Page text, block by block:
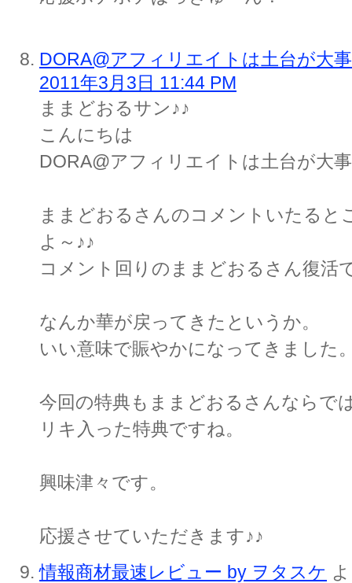
DORA@アフィリエイトは土台が大
2011年3月3日 11:44 PM
ままどおるサン♪♪
こんにちは
DORA@アフィリエイトは土台が
ままどおるさんのコメントいたると
よ～♪♪
コメント回りのままどおるさん復活
なんか華が戻ってきたというか。
いい意味で賑やかになってきました
今回の特典もままどおるさんならで
リキ入った特典ですね。
興味津々です。
応援させていただきます♪♪
情報商材最速レビュー by ヲタスケ